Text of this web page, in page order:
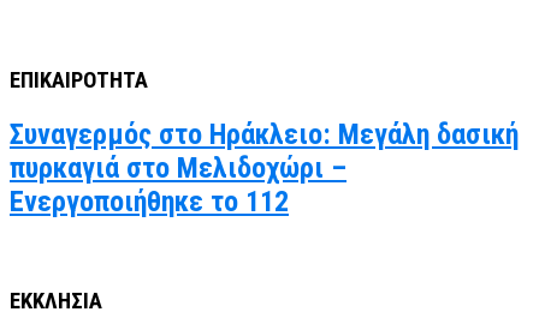
ΕΠΙΚΑΙΡΟΤΗΤΑ
Συναγερμός στο Ηράκλειο: Μεγάλη δασική
πυρκαγιά στο Μελιδοχώρι –
Ενεργοποιήθηκε το 112
ΕΚΚΛΗΣΙΑ